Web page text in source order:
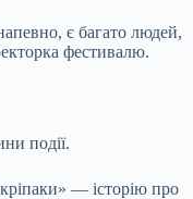
є багато людей,
фестивалю.
події.
— історію про